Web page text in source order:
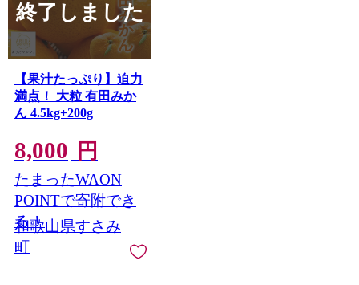
終了しました
【果汁たっぷり】迫力
満点！ 大粒 有田みか
ん 4.5kg+200g
8,000 円
たまったWAON
POINTで寄附でき
る！
和歌山県すさみ
町